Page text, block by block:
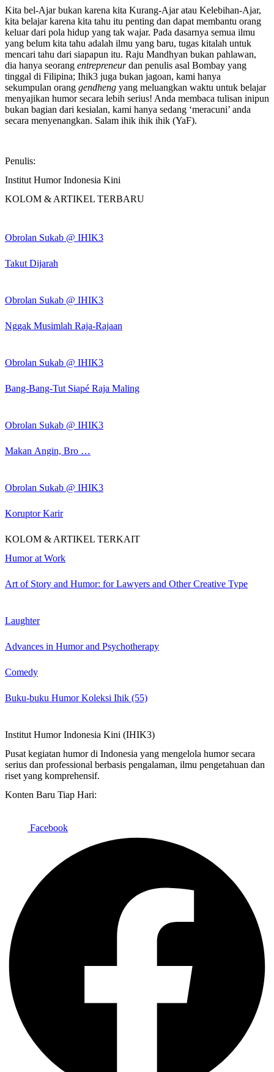
Kita bel-Ajar bukan karena kita Kurang-Ajar atau Kelebihan-Ajar,
kita belajar karena kita tahu itu penting dan dapat membantu orang
keluar dari pola hidup yang tak wajar. Pada dasarnya semua ilmu
yang belum kita tahu adalah ilmu yang baru, tugas kitalah untuk
mencari tahu dari siapapun itu. Raju Mandhyan bukan pahlawan,
dia hanya seorang entrepreneurdan penulis asal Bombay yang
tinggal di Filipina; Ihik3 juga bukan jagoan, kami hanya
sekumpulan orang gendheng yang meluangkan waktu untuk belajar
menyajikan humor secara lebih serius! Anda membaca tulisan inipun
bukan bagian dari kesialan, kami hanya sedang ‘meracuni’ anda
secara menyenangkan. Salam ihik ihik ihik (YaF).
Penulis:
Institut Humor Indonesia Kini
KOLOM & ARTIKEL TERBARU
Obrolan Sukab @ IHIK3
Takut Dijarah
Obrolan Sukab @ IHIK3
Nggak Musimlah Raja-Rajaan
Obrolan Sukab @ IHIK3
Bang-Bang-Tut Siapé Raja Maling
Obrolan Sukab @ IHIK3
Makan Angin, Bro …
Obrolan Sukab @ IHIK3
Koruptor Karir
KOLOM & ARTIKEL TERKAIT
Humor at Work
Art of Story and Humor: for Lawyers and Other Creative Type
Laughter
Advances in Humor and Psychotherapy
Comedy
Buku-buku Humor Koleksi Ihik (55)
Institut Humor Indonesia Kini (IHIK3)
Pusat kegiatan humor di Indonesia yang mengelola humor secara
serius dan professional berbasis pengalaman, ilmu pengetahuan dan
riset yang komprehensif.
Konten Baru Tiap Hari:
Facebook